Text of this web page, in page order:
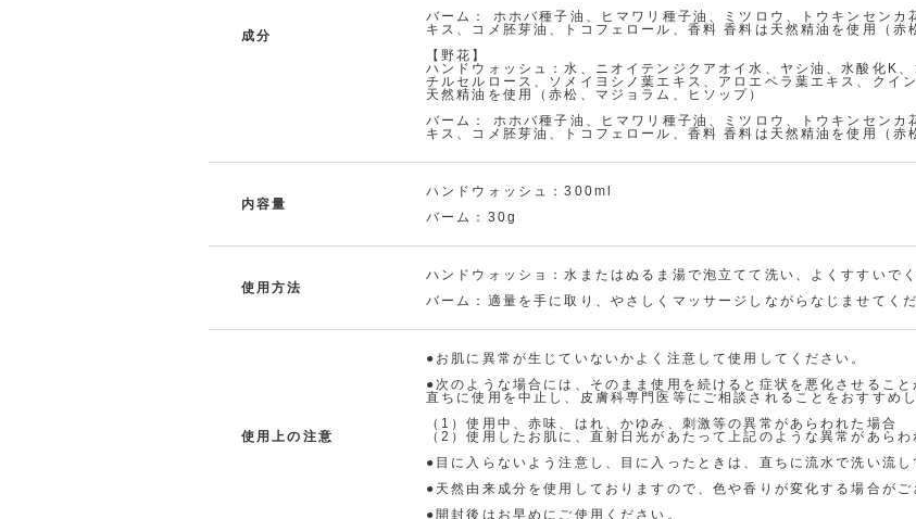
り
に
加
bund
le_3
0%
野花
4
つ
下
数
2
入
れ
に
入
り
に
追
加
bund
成分
バーム： ホホバ種子油、ヒマワリ種子油、ミツロウ、トウキンセンカ
キス、コメ胚芽油、トコフェロール、香料 香料は天然精油を使用（赤
【野花】
ハンドウォッシュ：水、ニオイテンジクアオイ水、ヤシ油、水酸化K
チルセルロース、ソメイヨシノ葉エキス、アロエベラ葉エキス、クイ
天然精油を使用（赤松、マジョラム、ヒソップ）
バーム： ホホバ種子油、ヒマワリ種子油、ミツロウ、トウキンセンカ
キス、コメ胚芽油、トコフェロール、香料 香料は天然精油を使用（赤
内容量
ハンドウォッシュ：300ml
バーム：30g
使用方法
ハンドウォッショ：水またはぬるま湯で泡立てて洗い、よくすすいでく
バーム：適量を手に取り、やさしくマッサージしながらなじませてくだ
使用上の注意
●お肌に異常が生じていないかよく注意して使用してください。
●次のような場合には、そのまま使用を続けると症状を悪化させること
直ちに使用を中止し、皮膚科専門医等にご相談されることをおすすめし
（1）使用中、赤味、はれ、かゆみ、刺激等の異常があらわれた場合
（2）使用したお肌に、直射日光があたって上記のような異常があらわ
●目に入らないよう注意し、目に入ったときは、直ちに流水で洗い流し
●天然由来成分を使用しておりますので、色や香りが変化する場合が
●開封後はお早めにご使用ください。